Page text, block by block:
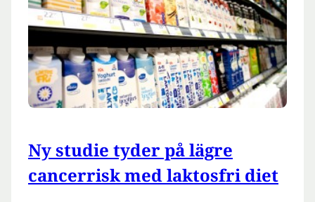
Ny studie tyder på lägre
cancerrisk med laktosfri diet